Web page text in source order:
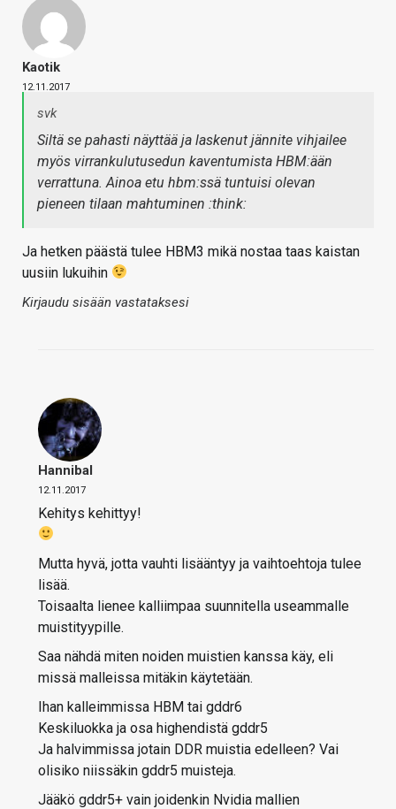
Kaotik
12.11.2017
svk
Siltä se pahasti näyttää ja laskenut jännite vihjailee
myös virrankulutusedun kaventumista HBM:ään
verrattuna. Ainoa etu hbm:ssä tuntuisi olevan
pieneen tilaan mahtuminen :think:
Ja hetken päästä tulee HBM3 mikä nostaa taas kaistan
uusiin lukuihin
Kirjaudu sisään vastataksesi
Hannibal
12.11.2017
Kehitys kehittyy!
Mutta hyvä, jotta vauhti lisääntyy ja vaihtoehtoja tulee
lisää.
Toisaalta lienee kalliimpaa suunnitella useammalle
muistityypille.
Saa nähdä miten noiden muistien kanssa käy, eli
missä malleissa mitäkin käytetään.
Ihan kalleimmissa HBM tai gddr6
Keskiluokka ja osa highendistä gddr5
Ja halvimmissa jotain DDR muistia edelleen? Vai
olisiko niissäkin gddr5 muisteja.
Jääkö gddr5+ vain joidenkin Nvidia mallien